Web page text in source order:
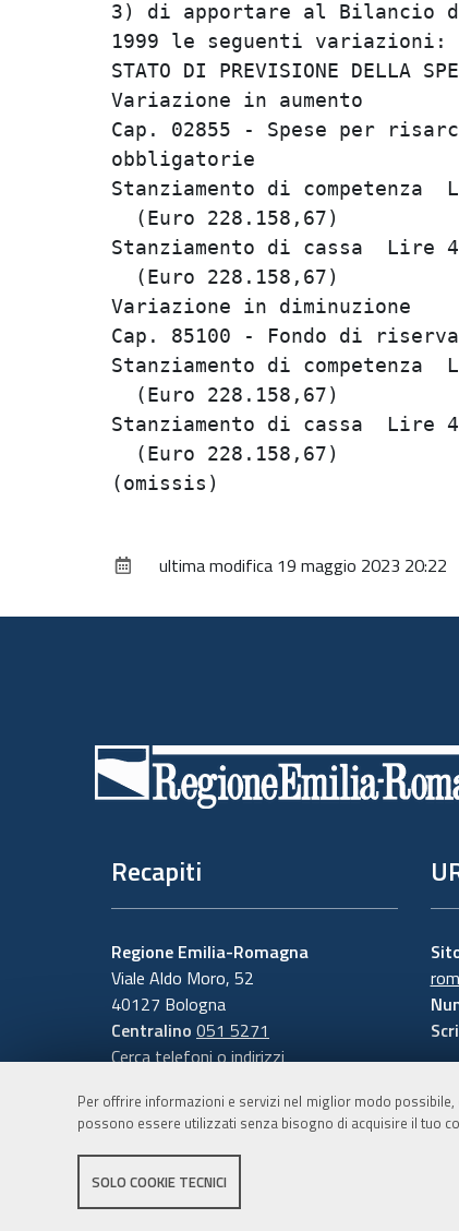
Per offrire informazioni e servizi nel miglior modo
possono essere utilizzati senza bisogno di acquisire il tuo
SOLO COOKIE TECNICI
3) di apportare al
1999 le
STATO DI
Cap. 02855 - Spese
Stanziamento di
Stanziamento
Cap. 85100 -
Stanziamento di
Stanziamento
ultima modifica 19 maggio 2023 20:22
Recapiti
Regione Emilia-Romagna
Viale Aldo Moro, 52
40127 Bologna
Centralino 051 5271
Cerca telefoni o indirizzi